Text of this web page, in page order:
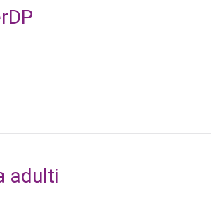
adulti